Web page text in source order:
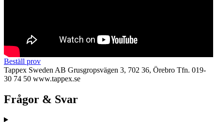
Beställ prov
Tappex Sweden AB Grusgropsvägen 3, 702 36, Örebro Tfn. 019-
30 74 50 www.tappex.se
Frågor & Svar